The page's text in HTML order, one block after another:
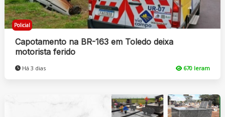
Policial
Capotamento na BR-163 em Toledo deixa
motorista ferido
Há 3 dias 670 leram